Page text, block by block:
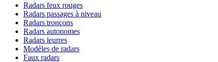
Radars feux rouges
Radars passages à niveau
Radars tronçons
Radars autonomes
Radars leurres
Modèles de radars
Faux radars